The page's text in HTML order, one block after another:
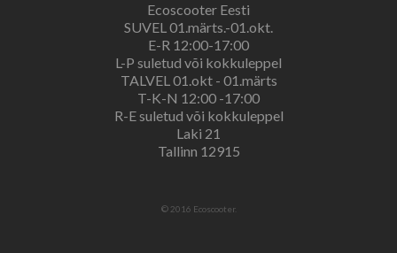
Ecoscooter Eesti
SUVEL 01.märts.-01.okt.
E-R 12:00-17:00
L-P suletud või kokkuleppel
TALVEL 01.okt - 01.märts
T-K-N 12:00 -17:00
R-E suletud või kokkuleppel
Laki 21
Tallinn 12915
© 2016 Ecoscooter.